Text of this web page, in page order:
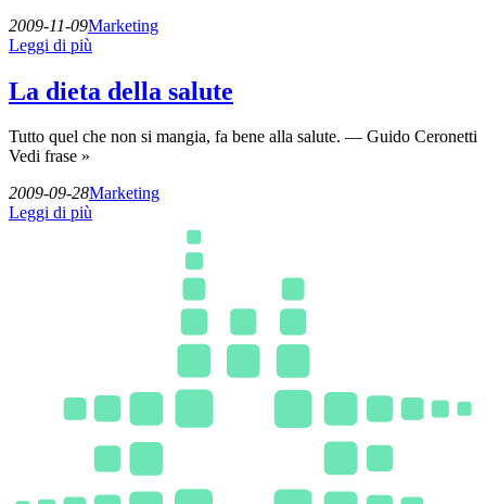
2009-11-09Marketing
Leggi di più
La dieta della salute
Tutto quel che non si mangia, fa bene alla salute. — Guido Ceronetti
Vedi frase »
2009-09-28Marketing
Leggi di più